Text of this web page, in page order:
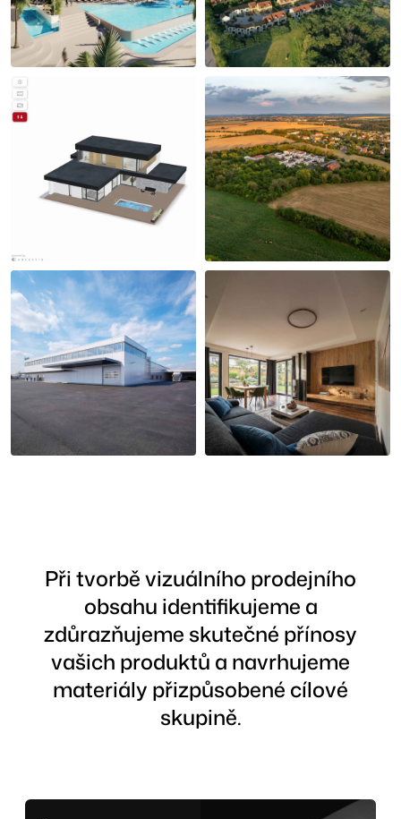
Při tvorbě vizuálního prodejního
obsahu identifikujeme a
zdůrazňujeme skutečné přínosy
vašich produktů a navrhujeme
materiály přizpůsobené cílové
skupině.